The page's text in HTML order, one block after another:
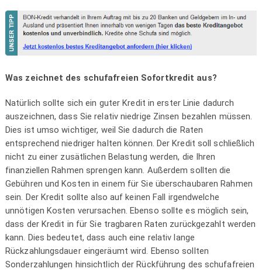
Was zeichnet des schufafreien Sofortkredit aus?
Natürlich sollte sich ein guter Kredit in erster Linie dadurch
auszeichnen, dass Sie relativ niedrige Zinsen bezahlen müssen.
Dies ist umso wichtiger, weil Sie dadurch die Raten
entsprechend niedriger halten können. Der Kredit soll schließlich
nicht zu einer zusätlichen Belastung werden, die Ihren
finanziellen Rahmen sprengen kann. Außerdem sollten die
Gebühren und Kosten in einem für Sie überschaubaren Rahmen
sein. Der Kredit sollte also auf keinen Fall irgendwelche
unnötigen Kosten verursachen. Ebenso sollte es möglich sein,
dass der Kredit in für Sie tragbaren Raten zurückgezahlt werden
kann. Dies bedeutet, dass auch eine relativ lange
Rückzahlungsdauer eingeräumt wird. Ebenso sollten
Sonderzahlungen hinsichtlich der Rückführung des schufafreien